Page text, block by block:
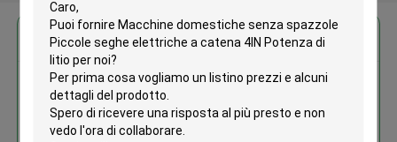
Ottieni il miglior prezzo per
Macchine domestiche senza
spazzole Piccole seghe
elettriche a catena 4IN Potenza